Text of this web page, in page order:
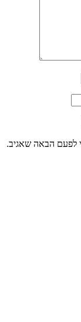
לפעם הבאה שאגיב.